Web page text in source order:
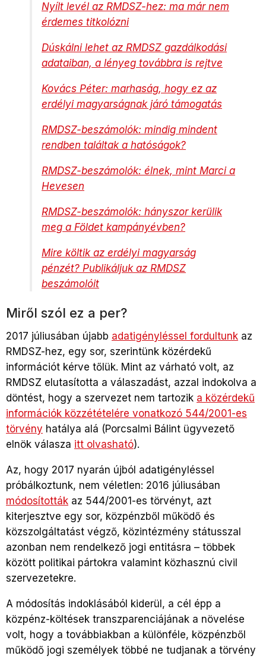
Nyílt levél az RMDSZ-hez: ma már nem
érdemes titkolózni
Dúskálni lehet az RMDSZ gazdálkodási
adataiban, a lényeg továbbra is rejtve
Kovács Péter: marhaság, hogy ez az
erdélyi magyarságnak járó támogatás
RMDSZ-beszámolók: mindig mindent
rendben találtak a hatóságok?
RMDSZ-beszámolók: élnek, mint Marci a
Hevesen
RMDSZ-beszámolók: hányszor kerülik
meg a Földet kampányévben?
Mire költik az erdélyi magyarság
pénzét? Publikáljuk az RMDSZ
beszámolóit
Miről szól ez a per?
2017 júliusában újabb adatigényléssel fordultunk az
RMDSZ-hez, egy sor, szerintünk közérdekű
információt kérve tőlük. Mint az várható volt, az
RMDSZ elutasította a válaszadást, azzal indokolva a
döntést, hogy a szervezet nem tartozik a közérdekű
információk közzétételére vonatkozó 544/2001-es
törvény hatálya alá (Porcsalmi Bálint ügyvezető
elnök válasza itt olvasható).
Az, hogy 2017 nyarán újból adatigényléssel
próbálkoztunk, nem véletlen: 2016 júliusában
módosították az 544/2001-es törvényt, azt
kiterjesztve egy sor, közpénzből működő és
közszolgáltatást végző, közintézmény státusszal
azonban nem rendelkező jogi entitásra – többek
között politikai pártokra valamint közhasznú civil
szervezetekre.
A módosítás indoklásából kiderül, a cél épp a
közpénz-költések transzparenciájának a növelése
volt, hogy a továbbiakban a különféle, közpénzből
működő jogi személyek többé ne tudjanak a törvény